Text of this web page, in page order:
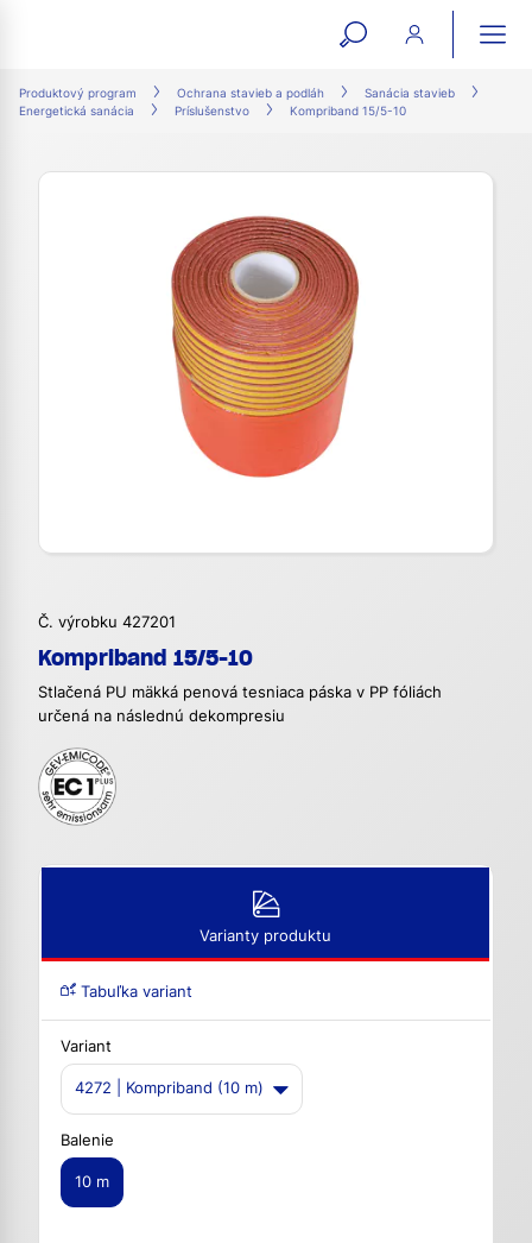
open
search
form
Produktový program Ochrana stavieb a podláh
Sanácia stavieb
Energetická sanácia
Príslušenstvo Kompriband 15/5-10
Č. výrobku 427201
Kompriband 15/5-10
Stlačená PU mäkká penová tesniaca páska v PP fóliách
určená na následnú dekompresiu
Varianty produktu
Tabuľka variant
Variant
4272 | Kompriband (10 m)
Balenie
10 m